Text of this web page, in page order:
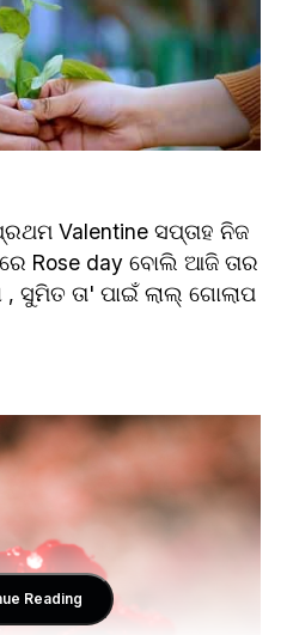
Valentine ସପ୍ତାହ ନିଜ
Rose day ବୋଲି ଆଜି ତାର
ସୁମିତ ତା' ପାଇଁ ଲାଲ୍ ଗୋଲାପ
Reading